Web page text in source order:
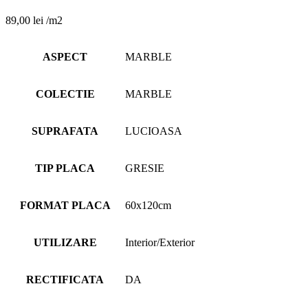
89,00 lei /m2
ASPECT MARBLE
COLECTIE MARBLE
SUPRAFATA LUCIOASA
TIP PLACA GRESIE
FORMAT PLACA 60x120cm
UTILIZARE Interior/Exterior
RECTIFICATA DA